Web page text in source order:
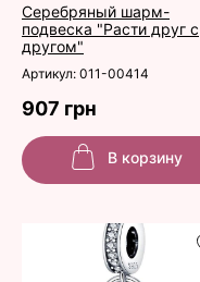
Серебряный шарм-
подвеска "Расти друг с
другом"
Артикул: 011-00414
907 грн
В корзину